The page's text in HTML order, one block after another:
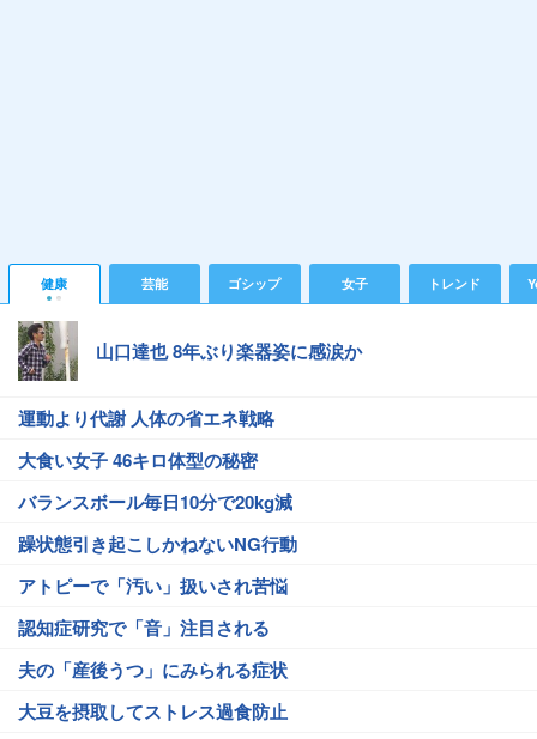
健康 芸能 ゴシップ 女子 トレンド
山口達也 8年ぶり楽器姿に感涙か
運動より代謝 人体の省エネ戦略
大食い女子 46キロ体型の秘密
バランスボール毎日10分で20kg減
躁状態引き起こしかねないNG行動
アトピーで「汚い」扱いされ苦悩
認知症研究で「音」注目される
夫の「産後うつ」にみられる症状
大豆を摂取してストレス過食防止